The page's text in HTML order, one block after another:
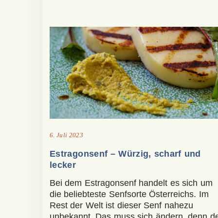
6. Juli 2023
Estragonsenf – Würzig, scharf und
lecker
Bei dem Estragonsenf handelt es sich um
die beliebteste Senfsorte Österreichs. Im
Rest der Welt ist dieser Senf nahezu